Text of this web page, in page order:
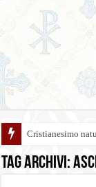
Cristianesimo
Tag Archivi: